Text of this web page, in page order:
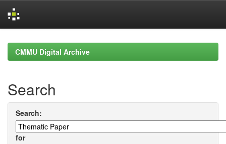
navigationCMMU Digital Archive
Search
Search:
for